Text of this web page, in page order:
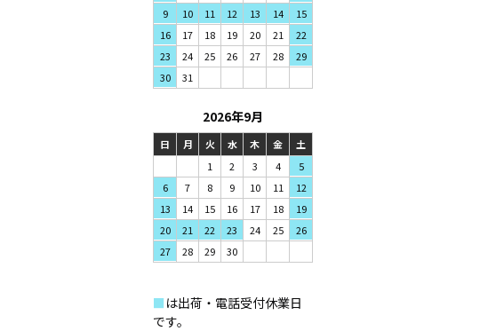
9
10 11 12 13 14
15
16
17 18 19 20 21
22
23
24 25 26 27 28
29
30
31
2026年9月
日 月 火 水 木 金
土
1
2 3 4
5
6
7 8 9 10 11
12
13
14 15 16 17 18
19
20
21 22 23 24 25
26
27
28 29 30
■ は出荷・電話受付休業日
です。